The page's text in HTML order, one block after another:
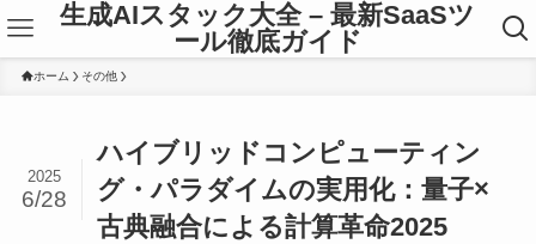
生成AIスタック大全 – 最新SaaSツ
ール徹底ガイド
ホーム その他
ハイブリッドコンピューティン
グ・パラダイムの実用化：量子×
古典融合による計算革命2025
2025
6/28